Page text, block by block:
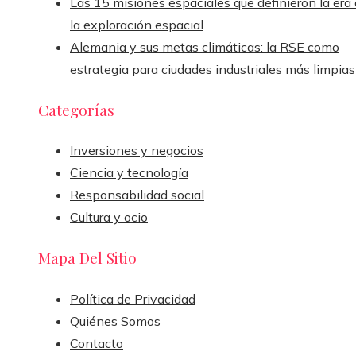
la exploración espacial
Alemania y sus metas climáticas: la RSE como
estrategia para ciudades industriales más limpias
Categorías
Inversiones y negocios
Ciencia y tecnología
Responsabilidad social
Cultura y ocio
Mapa Del Sitio
Política de Privacidad
Quiénes Somos
Contacto